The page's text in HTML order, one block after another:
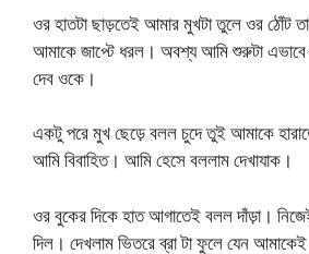
ওর হাতটা ছাড়তেই আমার মুখটা তুলে ওর ঠোঁট
আমাকে জাপ্টে ধরল। অবশ্য আমি শুরুটা
দেব ওকে।
একটু পরে মুখ ছেড়ে বলল চুদে তুই আমাকে
আমি বিবাহিত। আমি হেসে বললাম দেখাযাক।
ওর বুকের দিকে হাত আগাতেই বলল দাঁড়া।
দিল। দেখলাম ভিতরে ব্রা টা ফুলে যেন